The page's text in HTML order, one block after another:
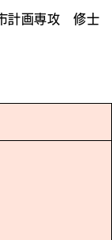
計画専攻 修士